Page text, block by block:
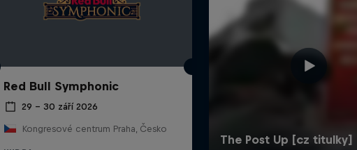
Red Bull Symphonic
29 – 30 září 2026
Kongresové centrum Praha, Česko